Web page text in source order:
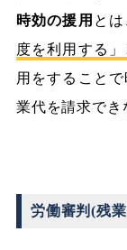
時効の援用 とは
度を利用する
用をすること
業代を請求でき
労働審判(残